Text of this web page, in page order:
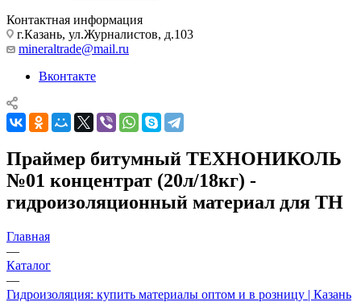
Контактная информация
г.Казань, ул.Журналистов, д.103
mineraltrade@mail.ru
Вконтакте
Праймер битумный ТЕХНОНИКОЛЬ
№01 концентрат (20л/18кг) -
гидроизоляционный материал для ТН
Главная
—
Каталог
—
Гидроизоляция: купить материалы оптом и в розницу | Казань